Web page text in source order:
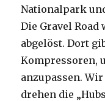
Nationalpark
Die Gravel Road
abgelöst. Dort
Kompressoren,
anzupassen.
drehen die